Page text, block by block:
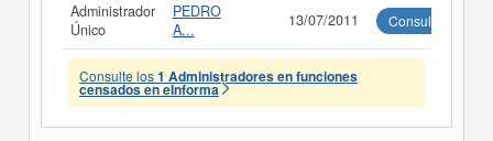
Administrador
Único
PEDRO
A...
13/07/2011 Consultar
Consulte los1 Administradores en funciones
censados en eInforma